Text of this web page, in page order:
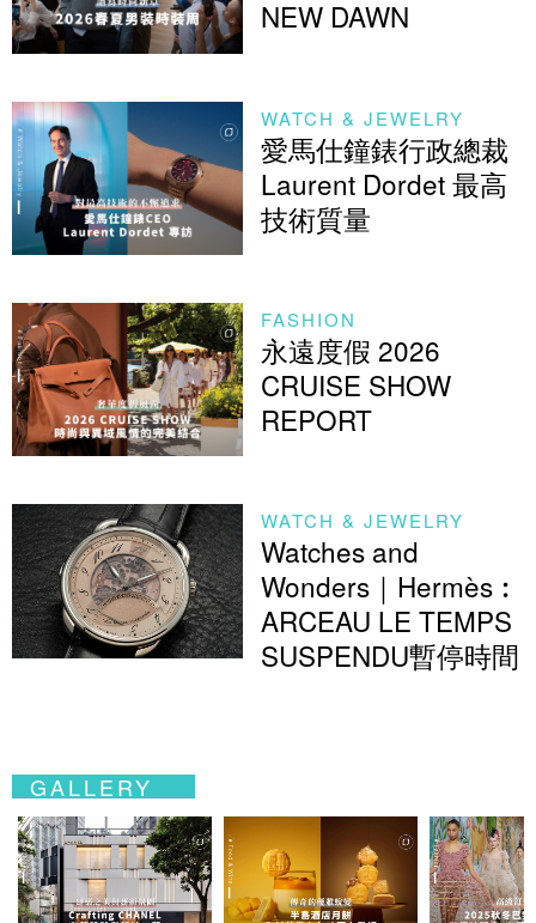
NEW DAWN
WATCH & JEWELRY
愛馬仕鐘錶行政總裁
Laurent Dordet 最高
技術質量
FASHION
永遠度假 2026
CRUISE SHOW
REPORT
WATCH & JEWELRY
Watches and
Wonders｜Hermès︰
ARCEAU LE TEMPS
SUSPENDU暫停時間
GALLERY